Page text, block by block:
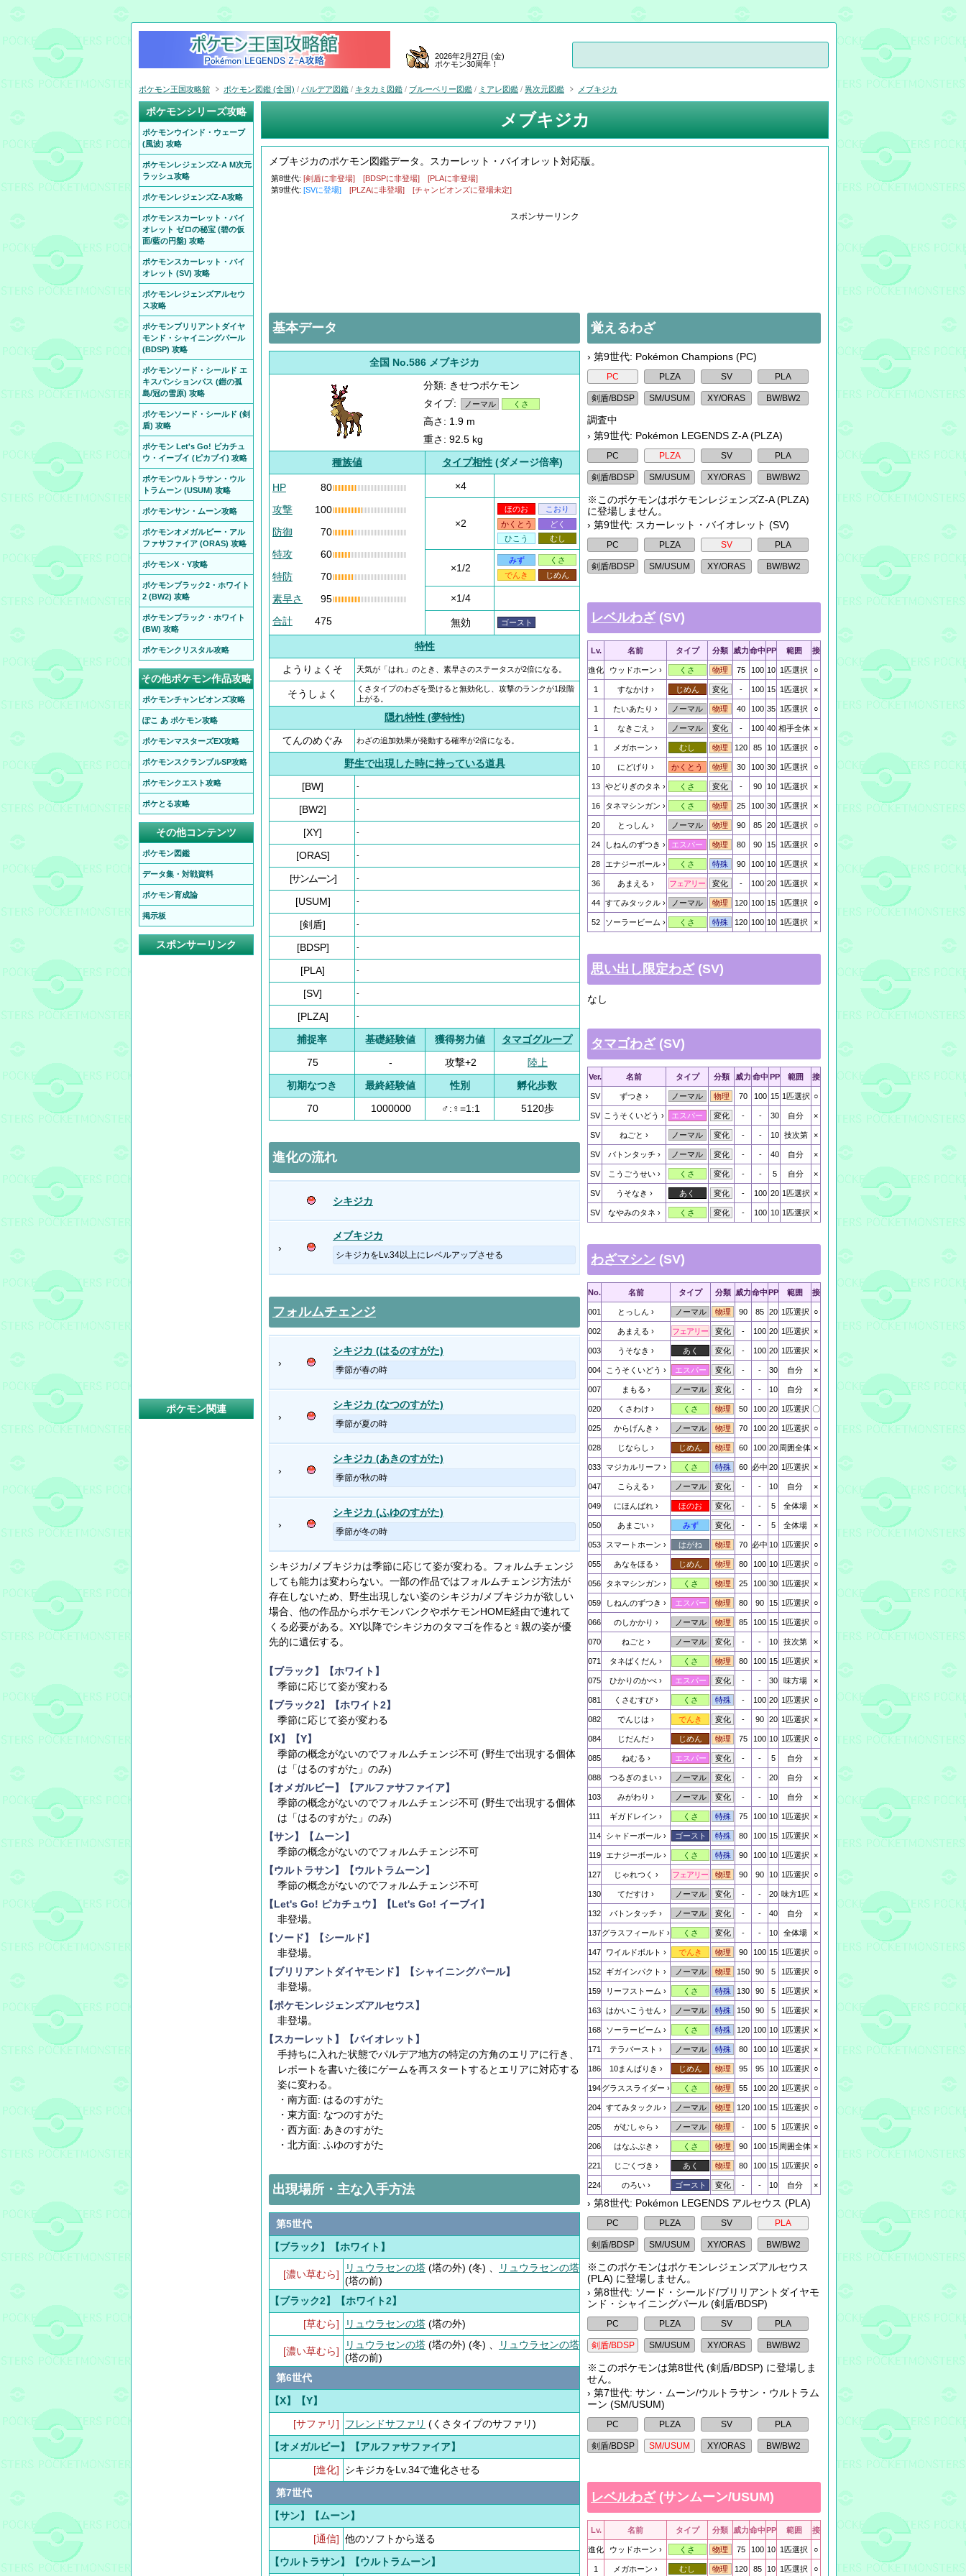
メブキジカ
メブキジカのポケモン図鑑データ。スカーレット・バイオレット対応版。
第8世代: [剣盾に非登場] [BDSPに非登場]
[PLAに非登場]
第9世代: [SVに登場] [PLZAに非登場] [チャンピオンズに登場未定]
スポンサーリンク
基本データ
全国 No.586 メブキジカ
分類: きせつポケモン
タイプ:
ノーマル くさ
高さ: 1.9 m
重さ: 92.5 kg
種族値
タイプ相性 (ダメージ倍率)
HP
80
攻撃
100
防御
70
特攻
60
特防
70
素早さ
95
合計
475
×4
×2
ほのお
こおり
かくとう
どく
ひこう
むし
×1/2
みず
くさ
でんき
じめん
×1/4
無効 ゴースト
特性
ようりょくそ
天気が「はれ」のとき、素早さのステータスが2倍になる。
そうしょく
くさタイプのわざを受けると無効化し、攻撃のランクが1段階
上がる。
隠れ特性 (夢特性)
てんのめぐみ
わざの追加効果が発動する確率が2倍になる。
野生で出現した時に持っている道具
[BW]
-
[BW2] -
[XY] -
[ORAS] -
[サンムーン] -
[USUM] -
[剣盾] -
[BDSP] -
[PLA] -
[SV] -
[PLZA] -
捕捉率 基礎経験値 獲得努力値
タマゴグループ
75
- 攻撃+2
陸上
初期なつき
最終経験値 性別
孵化歩数
70
1000000 ♂:♀=1:1 5120歩
進化の流れ
シキジカ
›
メブキジカ
シキジカをLv.34以上にレベルアップさせる
フォルムチェンジ
›
シキジカ (はるのすがた)
季節が春の時
›
シキジカ (なつのすがた)
季節が夏の時
›
シキジカ (あきのすがた)
季節が秋の時
›
シキジカ (ふゆのすがた)
季節が冬の時
シキジカ/メブキジカは季節に応じて姿が変わる。フォルムチェンジ
しても能力は変わらない。一部の作品ではフォルムチェンジ方法が
存在しないため、野生出現しない姿のシキジカ/メブキジカが欲しい
場合、他の作品からポケモンバンクやポケモンHOME経由で連れて
くる必要がある。XY以降でシキジカのタマゴを作ると♀親の姿が優
先的に遺伝する。
【ブラック】【ホワイト】
季節に応じて姿が変わる
【ブラック2】【ホワイト2】
季節に応じて姿が変わる
【X】【Y】
季節の概念がないのでフォルムチェンジ不可 (野生で出現する個体
は「はるのすがた」のみ)
【オメガルビー】【アルファサファイア】
季節の概念がないのでフォルムチェンジ不可 (野生で出現する個体
は「はるのすがた」のみ)
【サン】【ムーン】
季節の概念がないのでフォルムチェンジ不可
【ウルトラサン】【ウルトラムーン】
季節の概念がないのでフォルムチェンジ不可
【Let's Go! ピカチュウ】【Let's Go! イーブイ】
非登場。
【ソード】【シールド】
非登場。
【ブリリアントダイヤモンド】【シャイニングパール】
非登場。
【ポケモンレジェンズアルセウス】
非登場。
【スカーレット】【バイオレット】
手持ちに入れた状態でパルデア地方の特定の方角のエリアに行き、
レポートを書いた後にゲームを再スタートするとエリアに対応する
姿に変わる。
・南方面: はるのすがた
・東方面: なつのすがた
・西方面: あきのすがた
・北方面: ふゆのすがた
出現場所・主な入手方法
第5世代
【ブラック】【ホワイト】
[濃い草むら]
リュウラセンの塔 (塔の外) (冬) 、
リュウラセンの塔
(塔の前)
【ブラック2】【ホワイト2】
[草むら]
リュウラセンの塔 (塔の外)
[濃い草むら]
リュウラセンの塔 (塔の外) (冬) 、
リュウラセンの塔
(塔の前)
第6世代
【X】【Y】
[サファリ]
フレンドサファリ (くさタイプのサファリ)
【オメガルビー】【アルファサファイア】
[進化]
シキジカをLv.34で進化させる
第7世代
【サン】【ムーン】
[通信] 他のソフトから送る
【ウルトラサン】【ウルトラムーン】
覚えるわざ
› 第9世代: Pokémon Champions (PC)
調査中
› 第9世代: Pokémon LEGENDS Z-A (PLZA)
※このポケモンはポケモンレジェンズZ-A (PLZA)
に登場しません。
› 第9世代: スカーレット・バイオレット (SV)
レベルわざ(SV)
Lv. 名前 タイプ 分類 威力命中PP 範囲 接
進化 ウッドホーン くさ 物理 75 100 10 1匹選択 ○
1 すなかけ じめん 変化 - 100 15 1匹選択 ×
1 たいあたり ノーマル 物理 40 100 35 1匹選択 ○
1 なきごえ ノーマル 変化 - 100 40 相手全体 ×
1 メガホーン むし 物理 120 85 10 1匹選択 ○
10 にどげり かくとう 物理 30 100 30 1匹選択 ○
13 やどりぎのタネ くさ 変化 - 90 10 1匹選択 ×
16 タネマシンガン くさ 物理 25 100 30 1匹選択 ×
20 とっしん ノーマル 物理 90 85 20 1匹選択 ○
24 しねんのずつき エスパー 物理 80 90 15 1匹選択 ○
28 エナジーボール くさ 特殊 90 100 10 1匹選択 ×
36 あまえる フェアリー 変化 - 100 20 1匹選択 ×
44 すてみタックル ノーマル 物理 120 100 15 1匹選択 ○
52 ソーラービーム くさ 特殊 120 100 10 1匹選択 ×
思い出し限定わざ(SV)
なし
タマゴわざ(SV)
Ver. 名前 タイプ 分類 威力 命中 PP 範囲 接
SV ずつき ノーマル 物理 70 100 15 1匹選択 ○
SV こうそくいどう エスパー 変化 - - 30 自分 ×
SV ねごと ノーマル 変化 - - 10 技次第 ×
SV バトンタッチ ノーマル 変化 - - 40 自分 ×
SV こうごうせい くさ 変化 - - 5 自分 ×
SV うそなき あく 変化 - 100 20 1匹選択 ×
SV なやみのタネ くさ 変化 - 100 10 1匹選択 ×
わざマシン (SV)
No. 名前 タイプ 分類 威力命中PP 範囲 接
001 とっしん ノーマル 物理 90 85 20 1匹選択 ○
002 あまえる フェアリー 変化 - 100 20 1匹選択 ×
003 うそなき あく 変化 - 100 20 1匹選択 ×
004 こうそくいどう エスパー 変化 - - 30 自分 ×
007 まもる ノーマル 変化 - - 10 自分 ×
020 くさわけ くさ 物理 50 100 20 1匹選択 〇
025 からげんき ノーマル 物理 70 100 20 1匹選択 ○
028 じならし じめん 物理 60 100 20 周囲全体 ×
033 マジカルリーフ くさ 特殊 60 必中 20 1匹選択 ×
047 こらえる ノーマル 変化 - - 10 自分 ×
049 にほんばれ ほのお 変化 - - 5 全体場 ×
050 あまごい みず 変化 - - 5 全体場 ×
053 スマートホーン はがね 物理 70 必中 10 1匹選択 ○
055 あなをほる じめん 物理 80 100 10 1匹選択 ○
056 タネマシンガン くさ 物理 25 100 30 1匹選択 ×
059 しねんのずつき エスパー 物理 80 90 15 1匹選択 ○
066 のしかかり ノーマル 物理 85 100 15 1匹選択 ○
070 ねごと ノーマル 変化 - - 10 技次第 ×
071 タネばくだん くさ 物理 80 100 15 1匹選択 ×
075 ひかりのかべ エスパー 変化 - - 30 味方場 ×
081 くさむすび くさ 特殊 - 100 20 1匹選択 ○
082 でんじは でんき 変化 - 90 20 1匹選択 ×
084 じだんだ じめん 物理 75 100 10 1匹選択 ○
085 ねむる エスパー 変化 - - 5 自分 ×
088 つるぎのまい ノーマル 変化 - - 20 自分 ×
103 みがわり ノーマル 変化 - - 10 自分 ×
111 ギガドレイン くさ 特殊 75 100 10 1匹選択 ×
114 シャドーボール ゴースト 特殊 80 100 15 1匹選択 ×
119 エナジーボール くさ 特殊 90 100 10 1匹選択 ×
127 じゃれつく フェアリー 物理 90 90 10 1匹選択 ○
130 てだすけ ノーマル 変化 - - 20 味方1匹 ×
132 バトンタッチ ノーマル 変化 - - 40 自分 ×
137グラスフィールド くさ 変化 - - 10 全体場 ×
147 ワイルドボルト でんき 物理 90 100 15 1匹選択 ○
152 ギガインパクト ノーマル 物理 150 90 5 1匹選択 ○
159 リーフストーム くさ 特殊 130 90 5 1匹選択 ×
163 はかいこうせん ノーマル 特殊 150 90 5 1匹選択 ×
168 ソーラービーム くさ 特殊 120 100 10 1匹選択 ×
171 テラバースト ノーマル 特殊 80 100 10 1匹選択 ×
186 10まんばりき じめん 物理 95 95 10 1匹選択 ○
194グラススライダー くさ 物理 55 100 20 1匹選択 ○
204 すてみタックル ノーマル 物理 120 100 15 1匹選択 ○
205 がむしゃら ノーマル 物理 - 100 5 1匹選択 ○
206 はなふぶき くさ 物理 90 100 15 周囲全体 ×
221 じごくづき あく 物理 80 100 15 1匹選択 ○
224 のろい ゴースト 変化 - - 10 自分 ×
› 第8世代: Pokémon LEGENDS アルセウス (PLA)
※このポケモンはポケモンレジェンズアルセウス
(PLA) に登場しません。
› 第8世代: ソード・シールド/ブリリアントダイヤモ
ンド・シャイニングパール (剣盾/BDSP)
※このポケモンは第8世代 (剣盾/BDSP) に登場しま
せん。
› 第7世代: サン・ムーン/ウルトラサン・ウルトラム
ーン (SM/USUM)
レベルわざ(サンムーン/USUM)
Lv. 名前 タイプ 分類 威力命中PP 範囲 接
進化 ウッドホーン くさ 物理 75 100 10 1匹選択 ○
1 メガホーン むし 物理 120 85 10 1匹選択 ○
2026年2月27日 (金)
ポケモン30周年！
ポケモン王国攻略館 ポケモン図鑑 (全国) / パルデア図鑑 / キタカミ図鑑 / ブルーベリー図鑑 / ミアレ図鑑 / 異次元図鑑 メブキジカ
ポケモンシリーズ攻略
ポケモンウインド・ウェーブ
(風波) 攻略
ポケモンレジェンズZ-A M次元
ラッシュ攻略
ポケモンレジェンズZ-A攻略
ポケモンスカーレット・バイ
オレット ゼロの秘宝 (碧の仮
面/藍の円盤) 攻略
ポケモンスカーレット・バイ
オレット (SV) 攻略
ポケモンレジェンズアルセウ
ス攻略
ポケモンブリリアントダイヤ
モンド・シャイニングパール
(BDSP) 攻略
ポケモンソード・シールド エ
キスパンションパス (鎧の孤
島/冠の雪原) 攻略
ポケモンソード・シールド (剣
盾) 攻略
ポケモン Let's Go! ピカチュ
ウ・イーブイ (ピカブイ) 攻略
ポケモンウルトラサン・ウル
トラムーン (USUM) 攻略
ポケモンサン・ムーン攻略
ポケモンオメガルビー・アル
ファサファイア (ORAS) 攻略
ポケモンX・Y攻略
ポケモンブラック2・ホワイト
2 (BW2) 攻略
ポケモンブラック・ホワイト
(BW) 攻略
ポケモンクリスタル攻略
その他ポケモン作品攻略
ポケモンチャンピオンズ攻略
ぽこ あ ポケモン攻略
ポケモンマスターズEX攻略
ポケモンスクランブルSP攻略
ポケモンクエスト攻略
ポケとる攻略
その他コンテンツ
ポケモン図鑑
データ集・対戦資料
ポケモン育成論
掲示板
スポンサーリンク
ポケモン関連